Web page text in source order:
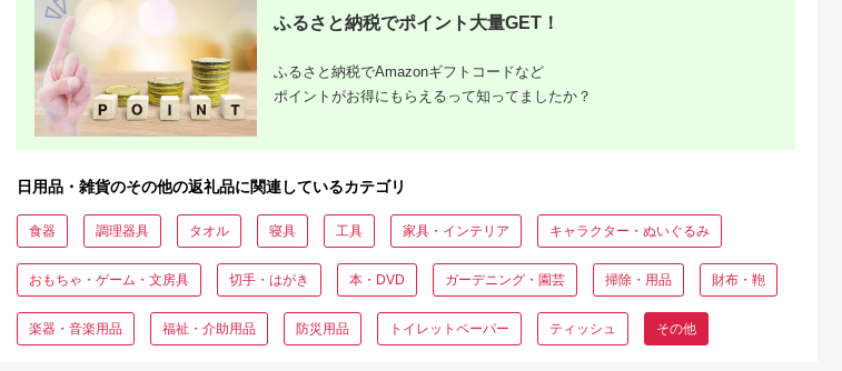
紙タオル 厚手 使い捨
て まとめ買い アイリ
スオーヤマ
ペット用品 日用消耗
ふるさと納税でポイント大量GET！
ふるさと納税でAmazonギフトコードなど
ポイントがお得にもらえるって知ってましたか？
日用品・雑貨のその他の返礼品に関連しているカテゴリ
食器 調理器具 タオル 寝具 工具 家具・インテリア キャラクター・ぬいぐるみ
おもちゃ・ゲーム・文房具 切手・はがき 本・DVD ガーデニング・園芸 掃除・用品 財布・鞄
楽器・音楽用品 福祉・介助用品 防災用品 トイレットペーパー ティッシュ その他